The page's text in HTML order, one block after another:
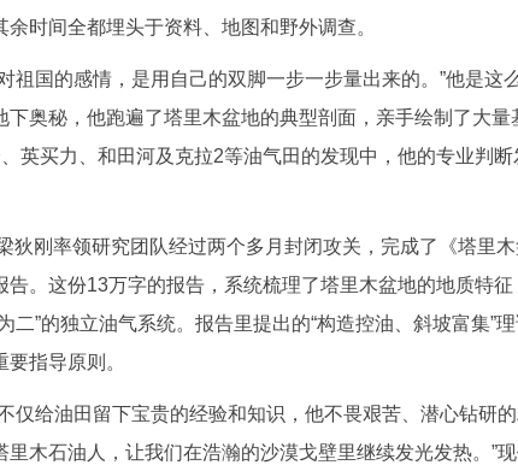
余时间全都埋头于资料、地图和野外调查。
国的感情，是用自己的双脚一步一步量出来的。”他是这
下奥秘，他跑遍了塔里木盆地的典型剖面，亲手绘制了大量
英买力、和田河及克拉2等油气田的发现中，他的专业判
刚率领研究团队经过两个多月封闭攻关，完成了《塔里木
告。这份13万字的报告，系统梳理了塔里木盆地的地质特
二”的独立油气系统。报告里提出的“构造控油、斜坡富集”
指导原则。
给油田留下宝贵的经验和知识，他不畏艰苦、潜心钻研
里木石油人，让我们在浩瀚的沙漠戈壁里继续发光发热。”